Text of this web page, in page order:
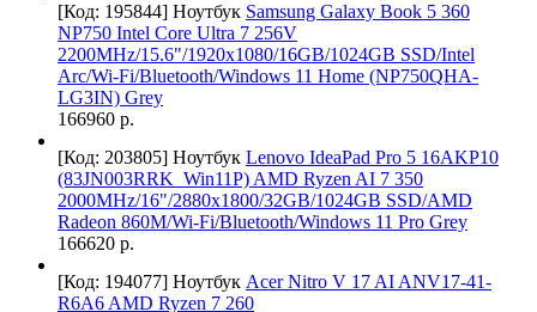
[Код: 195844] Ноутбук Samsung Galaxy Book 5 360
NP750 Intel Core Ultra 7 256V
2200MHz/15.6"/1920x1080/16GB/1024GB SSD/Intel
Arc/Wi-Fi/Bluetooth/Windows 11 Home (NP750QHA-
LG3IN) Grey
166960 р.
[Код: 203805] Ноутбук Lenovo IdeaPad Pro 5 16AKP10
(83JN003RRK_Win11P) AMD Ryzen AI 7 350
2000MHz/16"/2880x1800/32GB/1024GB SSD/AMD
Radeon 860M/Wi-Fi/Bluetooth/Windows 11 Pro Grey
166620 р.
[Код: 194077] Ноутбук Acer Nitro V 17 AI ANV17-41-
R6A6 AMD Ryzen 7 260